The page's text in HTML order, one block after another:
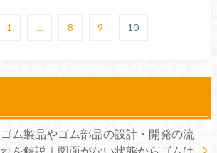
1 … 8 9 10
ゴム製品やゴム部品の設計・開発の流